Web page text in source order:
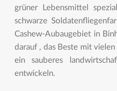
grüner Lebensmittel
schwarze
Cashew-Aubaugebiet in
darauf , das Beste mit
ein sauberes
entwickeln.